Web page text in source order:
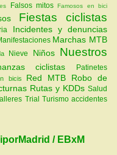
Falsos mitosFamosos en bici
Fiestas ciclistas
Incidentes y denuncias
Marchas MTB
Nieve Niños Nuestros
ciclistas Patinetes
bicis Red MTB Robo de
Rutas y KDDs Salud
Trial Turismoaccidentes
/ EBxM